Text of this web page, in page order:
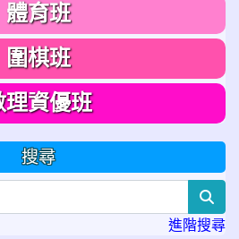
體育班
圍棋班
理資優班
搜尋
進階搜尋